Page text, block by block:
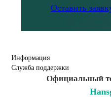
Оставить
Информация
Служба поддержки
Официальный